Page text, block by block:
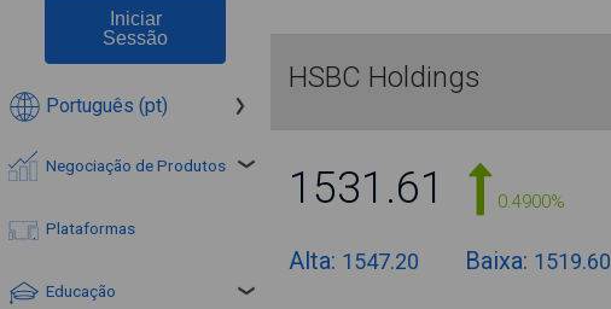
Iniciar
Sessão
Português (pt)
Negociação de Produtos
Plataformas
Educação
HSBC Holdings
1531.61 0.4900%
Alta: 1547.20 Baixa: 1519.60